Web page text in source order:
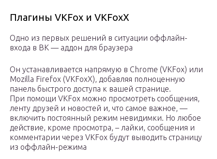
Плагины VKFox и VKFoxX
Одно из первых решений в ситуации оффлайн-
входа в ВК — аддон для браузера
Он устанавливается напрямую в Chrome (VKFox) или
Mozilla Firefox (VKFoxX), добавляя полноценную
панель быстрого доступа к вашей странице.
При помощи VKFox можно просмотреть сообщения,
ленту друзей и новостей и, что самое важное, —
включить постоянный режим невидимки. Но любое
действие, кроме просмотра, – лайки, сообщения и
комментарии через VKFox будут выводить страницу
из оффлайн-режима